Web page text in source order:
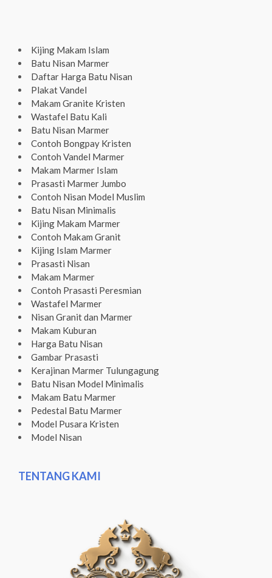
Kijing Makam Islam
Batu Nisan Marmer
Daftar Harga Batu Nisan
Plakat Vandel
Makam Granite Kristen
Wastafel Batu Kali
Batu Nisan Marmer
Contoh Bongpay Kristen
Contoh Vandel Marmer
Makam Marmer Islam
Prasasti Marmer Jumbo
Contoh Nisan Model Muslim
Batu Nisan Minimalis
Kijing Makam Marmer
Contoh Makam Granit
Kijing Islam Marmer
Prasasti Nisan
Makam Marmer
Contoh Prasasti Peresmian
Wastafel Marmer
Nisan Granit dan Marmer
Makam Kuburan
Harga Batu Nisan
Gambar Prasasti
Kerajinan Marmer Tulungagung
Batu Nisan Model Minimalis
Makam Batu Marmer
Pedestal Batu Marmer
Model Pusara Kristen
Model Nisan
TENTANG KAMI